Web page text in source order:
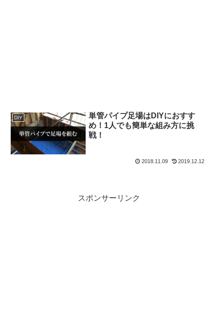
DIY
単管パイプ足場はDIYにおすす
め！1人でも簡単な組み方に挑
戦！
2018.11.09 2019.12.12
スポンサーリンク